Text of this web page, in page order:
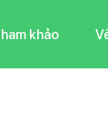
khảo